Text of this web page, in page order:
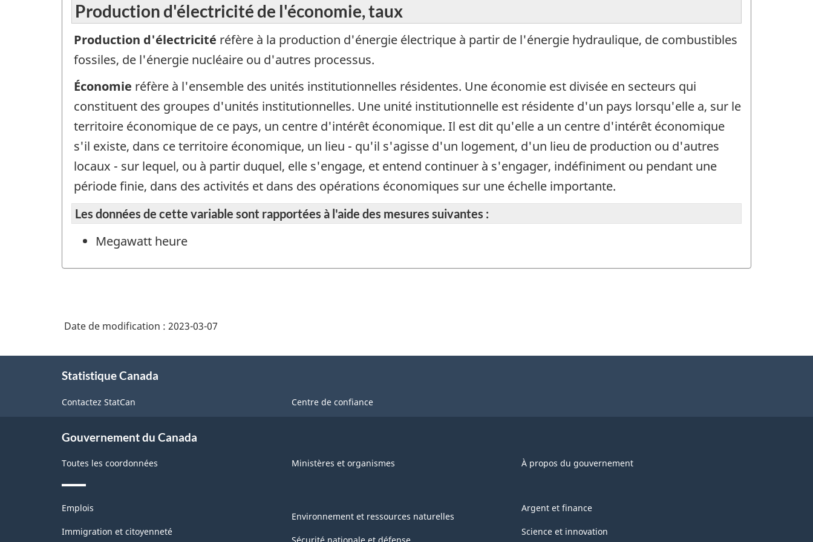
Production d'électricité de l'économie, taux
Production d'électricité réfère à la production d'énergie électrique à partir de l'énergie hydraulique, de combustibles
fossiles, de l'énergie nucléaire ou d'autres processus.
Économie réfère à l'ensemble des unités institutionnelles résidentes. Une économie est divisée en secteurs qui
constituent des groupes d'unités institutionnelles. Une unité institutionnelle est résidente d'un pays lorsqu'elle a, sur le
territoire économique de ce pays, un centre d'intérêt économique. Il est dit qu'elle a un centre d'intérêt économique
s'il existe, dans ce territoire économique, un lieu - qu'il s'agisse d'un logement, d'un lieu de production ou d'autres
locaux - sur lequel, ou à partir duquel, elle s'engage, et entend continuer à s'engager, indéfiniment ou pendant une
période finie, dans des activités et dans des opérations économiques sur une échelle importante.
Les données de cette variable sont rapportées à l'aide des mesures suivantes :
Megawatt heure
Date de modification : 2023-03-07
Statistique Canada
Contactez StatCan Centre de confiance
Gouvernement du Canada
Toutes les coordonnées Ministères et organismes À propos du gouvernement
Thèmes
sujets
Emplois
Immigration et citoyenneté
Environnement et ressources naturelles
Argent et finance
Science et innovation